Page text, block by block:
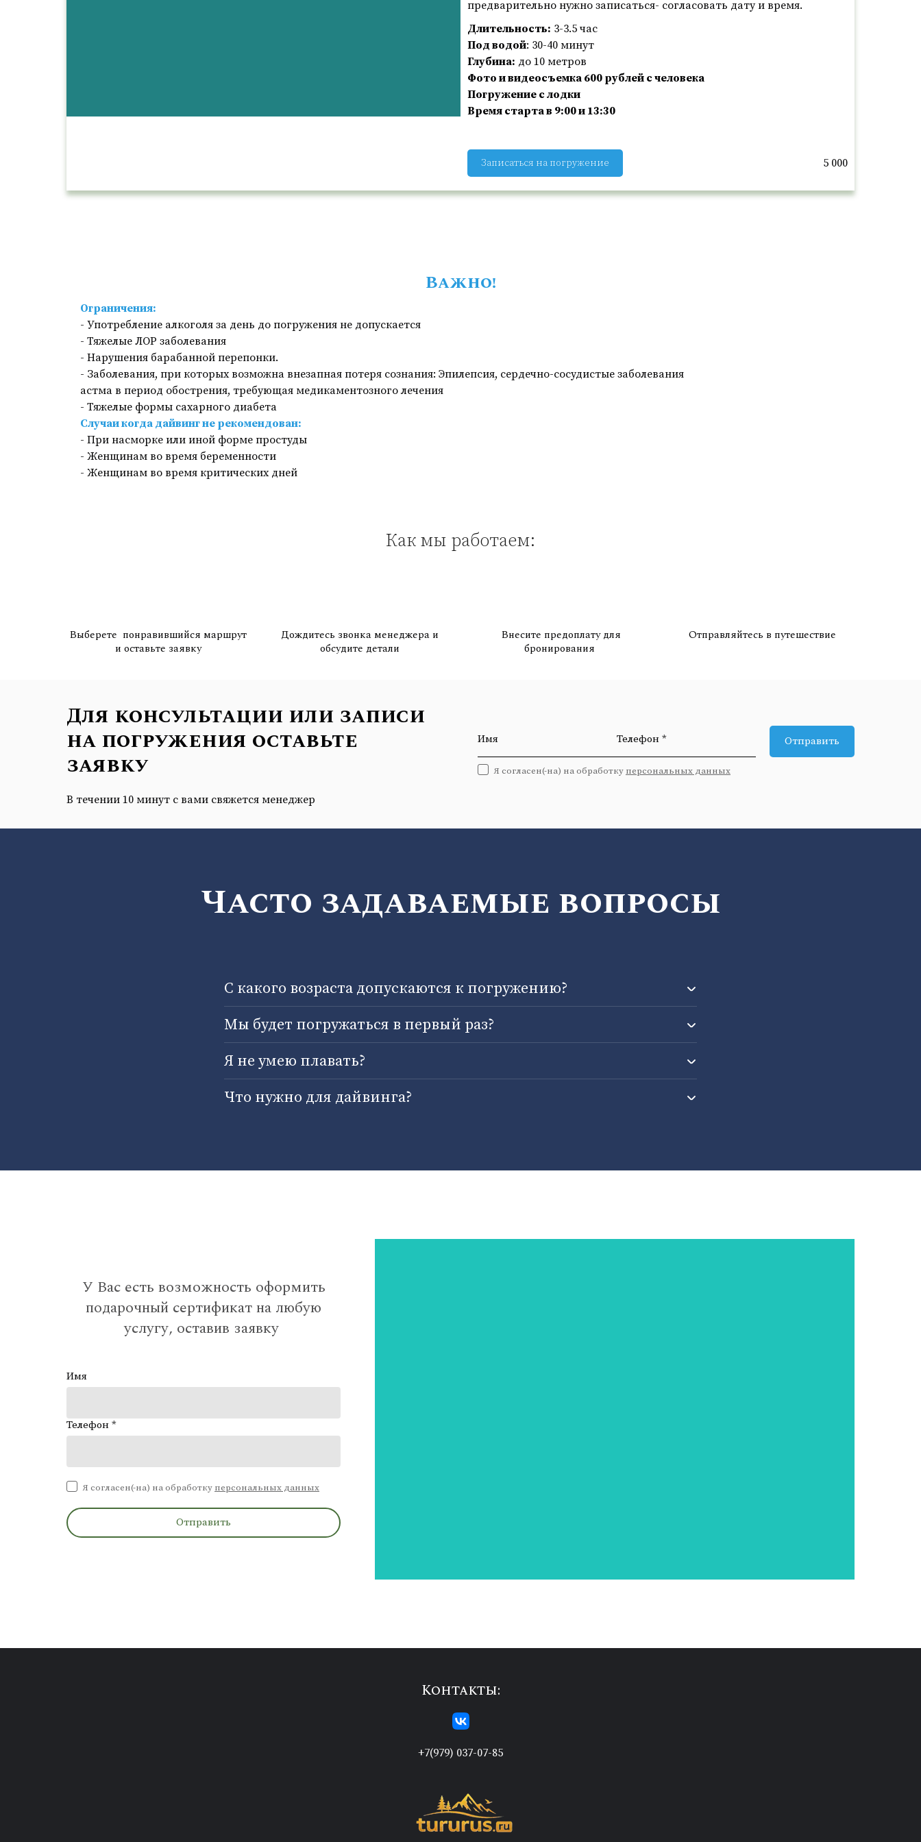
предварительно нужно записаться- согласовать дату и время.
Длительность: 3-3.5 час
Под водой: 30-40 минут
Глубина: до 10 метров
Фото и видеосъемка 600 рублей с человека
Погружение с лодки
Время старта в 9:00 и 13:30
Записаться на погружение 5 000
Важно!
Ограничения:
- Употребление алкоголя за день до погружения не допускается
- Тяжелые ЛОР заболевания
- Нарушения барабанной перепонки.
- Заболевания, при которых возможна внезапная потеря сознания: Эпилепсия, сердечно-сосудистые заболевания
астма в период обострения, требующая медикаментозного лечения
- Тяжелые формы сахарного диабета
Случаи когда дайвинг не рекомендован:
- При насморке или иной форме простуды
- Женщинам во время беременности
- Женщинам во время критических дней
Как мы работаем:
Выберете понравившийся маршрут
и оставьте заявку
Дождитесь звонка менеджера и
обсудите детали
Внесите предоплату для
бронирования
Отправляйтесь в путешествие
Для консультации или записи
на погружения оставьте
заявку
В течении 10 минут с вами свяжется менеджер
Имя Телефон * Отправить
Я согласен(-на) на обработку персональных данных
Часто задаваемые вопросы
С какого возраста допускаются к погружению?
Мы будет погружаться в первый раз?
Я не умею плавать?
Что нужно для дайвинга?
У Вас есть возможность оформить
подарочный сертификат на любую
услугу, оставив заявку
Имя
Телефон *
Отправить
Я согласен(-на) на обработку персональных данных
Контакты:
+7(979) 037-07-85